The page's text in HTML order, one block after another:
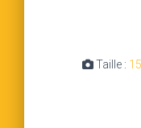
Taille :